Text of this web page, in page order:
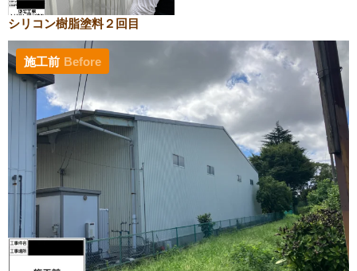
シリコン樹脂塗料２回目
施工前 Before